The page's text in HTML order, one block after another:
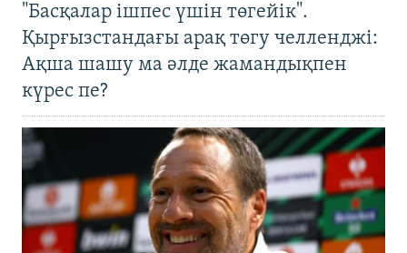
"Басқалар ішпес үшін төгейік".
Қырғызстандағы арақ төгу челленджі:
Ақша шашу ма әлде жамандықпен
күрес пе?